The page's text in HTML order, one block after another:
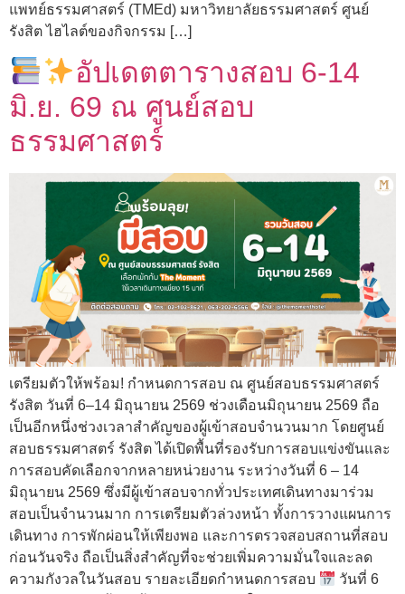
แพทย์ธรรมศาสตร์ (TMEd) มหาวิทยาลัยธรรมศาสตร์ ศูนย์
รังสิต ไฮไลต์ของกิจกรรม […]
อัปเดตตารางสอบ 6-14
มิ.ย. 69 ณ ศูนย์สอบ
ธรรมศาสตร์
เตรียมตัวให้พร้อม! กำหนดการสอบ ณ ศูนย์สอบธรรมศาสตร์
รังสิต วันที่ 6–14 มิถุนายน 2569 ช่วงเดือนมิถุนายน 2569 ถือ
เป็นอีกหนึ่งช่วงเวลาสำคัญของผู้เข้าสอบจำนวนมาก โดยศูนย์
สอบธรรมศาสตร์ รังสิต ได้เปิดพื้นที่รองรับการสอบแข่งขันและ
การสอบคัดเลือกจากหลายหน่วยงาน ระหว่างวันที่ 6 – 14
มิถุนายน 2569 ซึ่งมีผู้เข้าสอบจากทั่วประเทศเดินทางมาร่วม
สอบเป็นจำนวนมาก การเตรียมตัวล่วงหน้า ทั้งการวางแผนการ
เดินทาง การพักผ่อนให้เพียงพอ และการตรวจสอบสถานที่สอบ
ก่อนวันจริง ถือเป็นสิ่งสำคัญที่จะช่วยเพิ่มความมั่นใจและลด
ความกังวลในวันสอบ รายละเอียดกำหนดการสอบ
วันที่ 6